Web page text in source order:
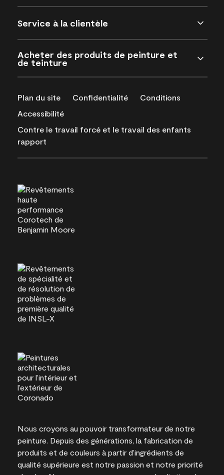
Service à la clientèle
Acheter des produits de peinture et
de teinture
Plan du site Confidentialité
Conditions
Accessibilité
Contre le travail forcé et le travail des enfants
rapport
Nous croyons au pouvoir transformateur de notre
peinture. Depuis des générations, la fabrication de
produits et de couleurs à partir d’ingrédients de
qualité supérieure est notre passion et notre priorité